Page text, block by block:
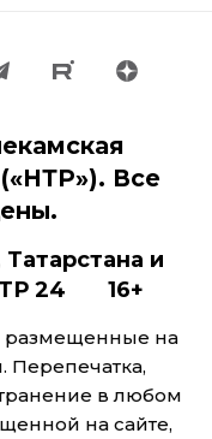
Все
и
24 16+
размещенные на
Перепечатка,
в любом
на сайте,